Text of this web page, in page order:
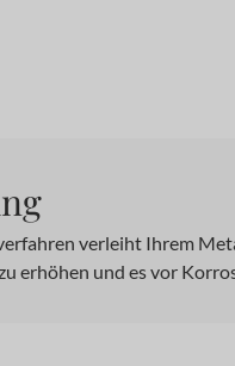
verleiht Ihrem
erhöhen und es vor